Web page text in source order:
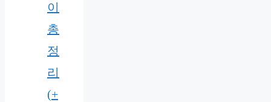
이
총
정
리
(+